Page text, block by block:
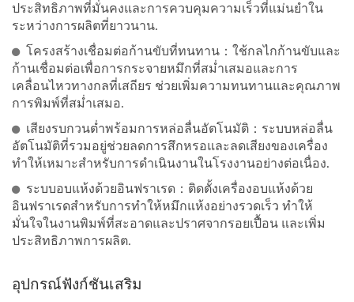
ประสิทธิภาพที่มั่นคงและการควบคุมความเร็วที่แม่นยำใน
ระหว่างการผลิตที่ยาวนาน.
โครงสร้างเชื่อมต่อก้านขับที่ทนทาน：ใช้กลไกก้านขับและ
ก้านเชื่อมต่อเพื่อการกระจายหมึกที่สม่ำเสมอและการ
เคลื่อนไหวทางกลที่เสถียร ช่วยเพิ่มความทนทานและคุณภาพ
การพิมพ์ที่สม่ำเสมอ.
เสียงรบกวนต่ำพร้อมการหล่อลื่นอัตโนมัติ：ระบบหล่อลื่น
อัตโนมัติที่รวมอยู่ช่วยลดการสึกหรอและลดเสียงของเครื่อง
ทำให้เหมาะสำหรับการดำเนินงานในโรงงานอย่างต่อเนื่อง.
ระบบอบแห้งด้วยอินฟราเรด：ติดตั้งเครื่องอบแห้งด้วย
อินฟราเรดสำหรับการทำให้หมึกแห้งอย่างรวดเร็ว ทำให้
มั่นใจในงานพิมพ์ที่สะอาดและปราศจากรอยเปื้อน และเพิ่ม
ประสิทธิภาพการผลิต.
อุปกรณ์ฟังก์ชันเสริม